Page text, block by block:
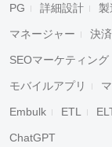
PG 詳細設計 製
マネージャー 決
SEOマーケティング
モバイルアプリ
Embulk ETL
ChatGPT